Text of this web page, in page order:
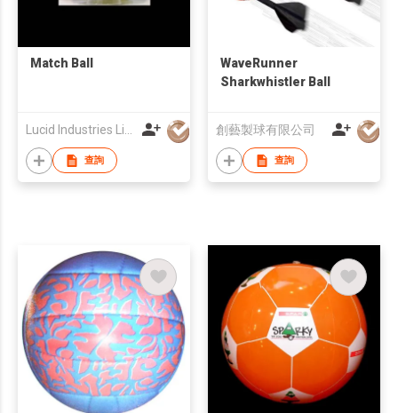
Match Ball
Lucid Industries Limited
查詢
WaveRunner
Sharkwhistler Ball
創藝製球有限公司
查詢